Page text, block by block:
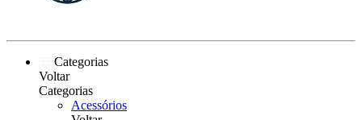
Categorias
Voltar
Categorias
Acessórios